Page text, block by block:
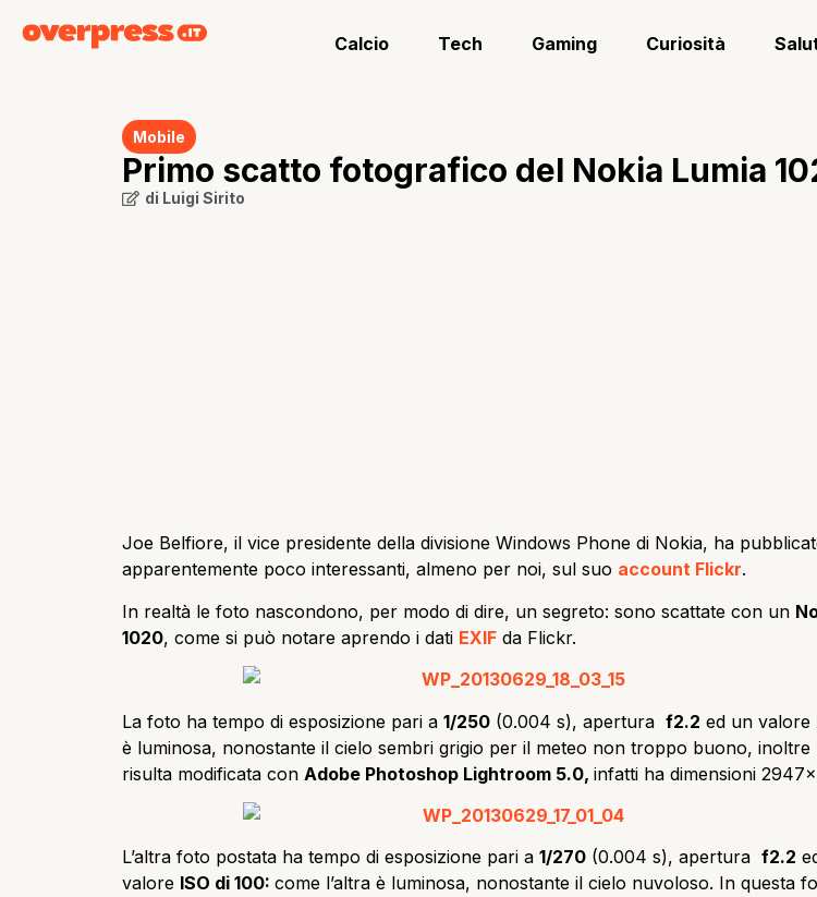
Calcio Tech Gaming Curiosità
Mobile
Primo scatto fotografico del Nokia Lumia
di Luigi Sirito
Joe Belfiore, il vice presidente della divisione Windows Phone di Nokia, ha
apparentemente poco interessanti, almeno per noi, sul suo account Flickr.
In realtà le foto nascondono, per modo di dire, un segreto: sono scattate con un
1020, come si può notare aprendo i dati EXIF da Flickr.
La foto ha tempo di esposizione pari a 1/250 (0.004 s), apertura f2.2 ed un valore
è luminosa, nonostante il cielo sembri grigio per il meteo non troppo buono, inoltre
risulta modificata con Adobe Photoshop Lightroom 5.0, infatti ha dimensioni
L’altra foto postata ha tempo di esposizione pari a 1/270 (0.004 s), apertura f2.2
valore ISO di 100: come l’altra è luminosa, nonostante il cielo nuvoloso. In questa